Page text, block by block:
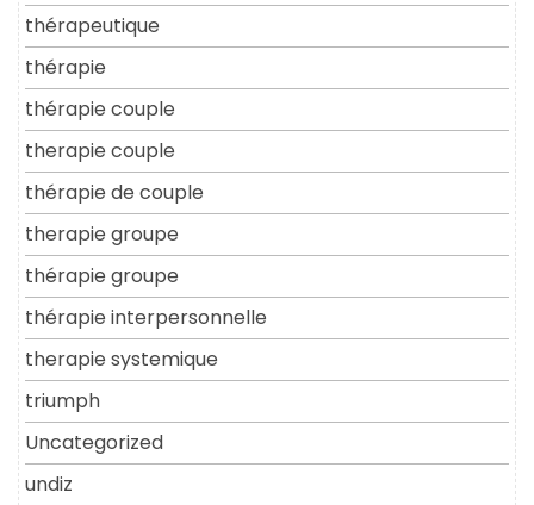
thérapeutique
thérapie
thérapie couple
therapie couple
thérapie de couple
therapie groupe
thérapie groupe
thérapie interpersonnelle
therapie systemique
triumph
Uncategorized
undiz